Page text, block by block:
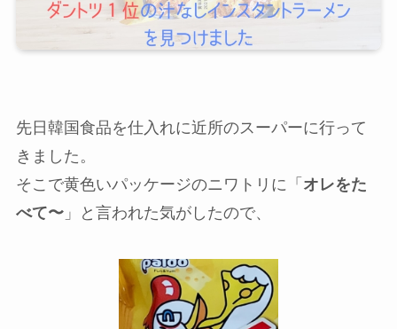
先日韓国食品を仕入れに近所のスーパーに行って
きました。
そこで黄色いパッケージのニワトリに「 オレをた
べて〜」と言われた気がしたので、